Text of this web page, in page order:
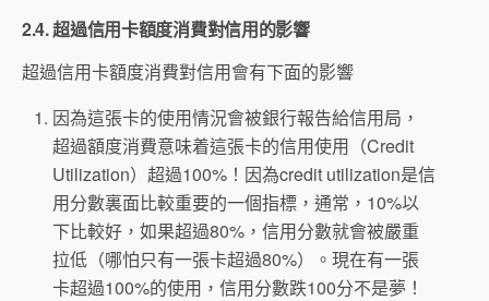
2.4. 超過信用卡額度消費對信用的影響
超過信用卡額度消費對信用會有下面的影響
因為這張卡的使用情況會被銀行報告給信用局，
超過額度消費意味着這張卡的信用使用（Credit
Utilization）超過100%！因為credit utilization是信
用分數裏面比較重要的一個指標，通常，10%以
下比較好，如果超過80%，信用分數就會被嚴重
拉低（哪怕只有一張卡超過80%）。現在有一張
卡超過100%的使用，信用分數跌100分不是夢！